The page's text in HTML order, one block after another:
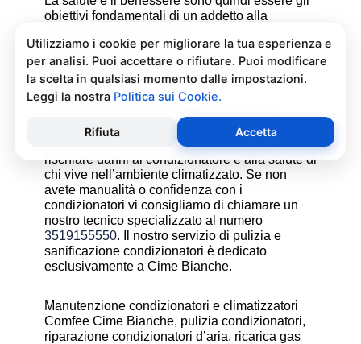
obiettivi fondamentali di un addetto alla
Pulizia e Sanificazione
Condizionatori Comfee Cime
Bianche
un’operazione che deve essere fatta con
attenzione e con i giusti prodotti per non
rischiare danni al condizionatore e alla salute di
chi vive nell’ambiente climatizzato. Se non
avete manualità o confidenza con i
condizionatori vi consigliamo di chiamare un
nostro tecnico specializzato al numero
3519155550. Il nostro servizio di pulizia e
sanificazione condizionatori è dedicato
esclusivamente a Cime Bianche.
Manutenzione condizionatori e climatizzatori
Comfee Cime Bianche, pulizia condizionatori,
riparazione condizionatori d’aria, ricarica gas